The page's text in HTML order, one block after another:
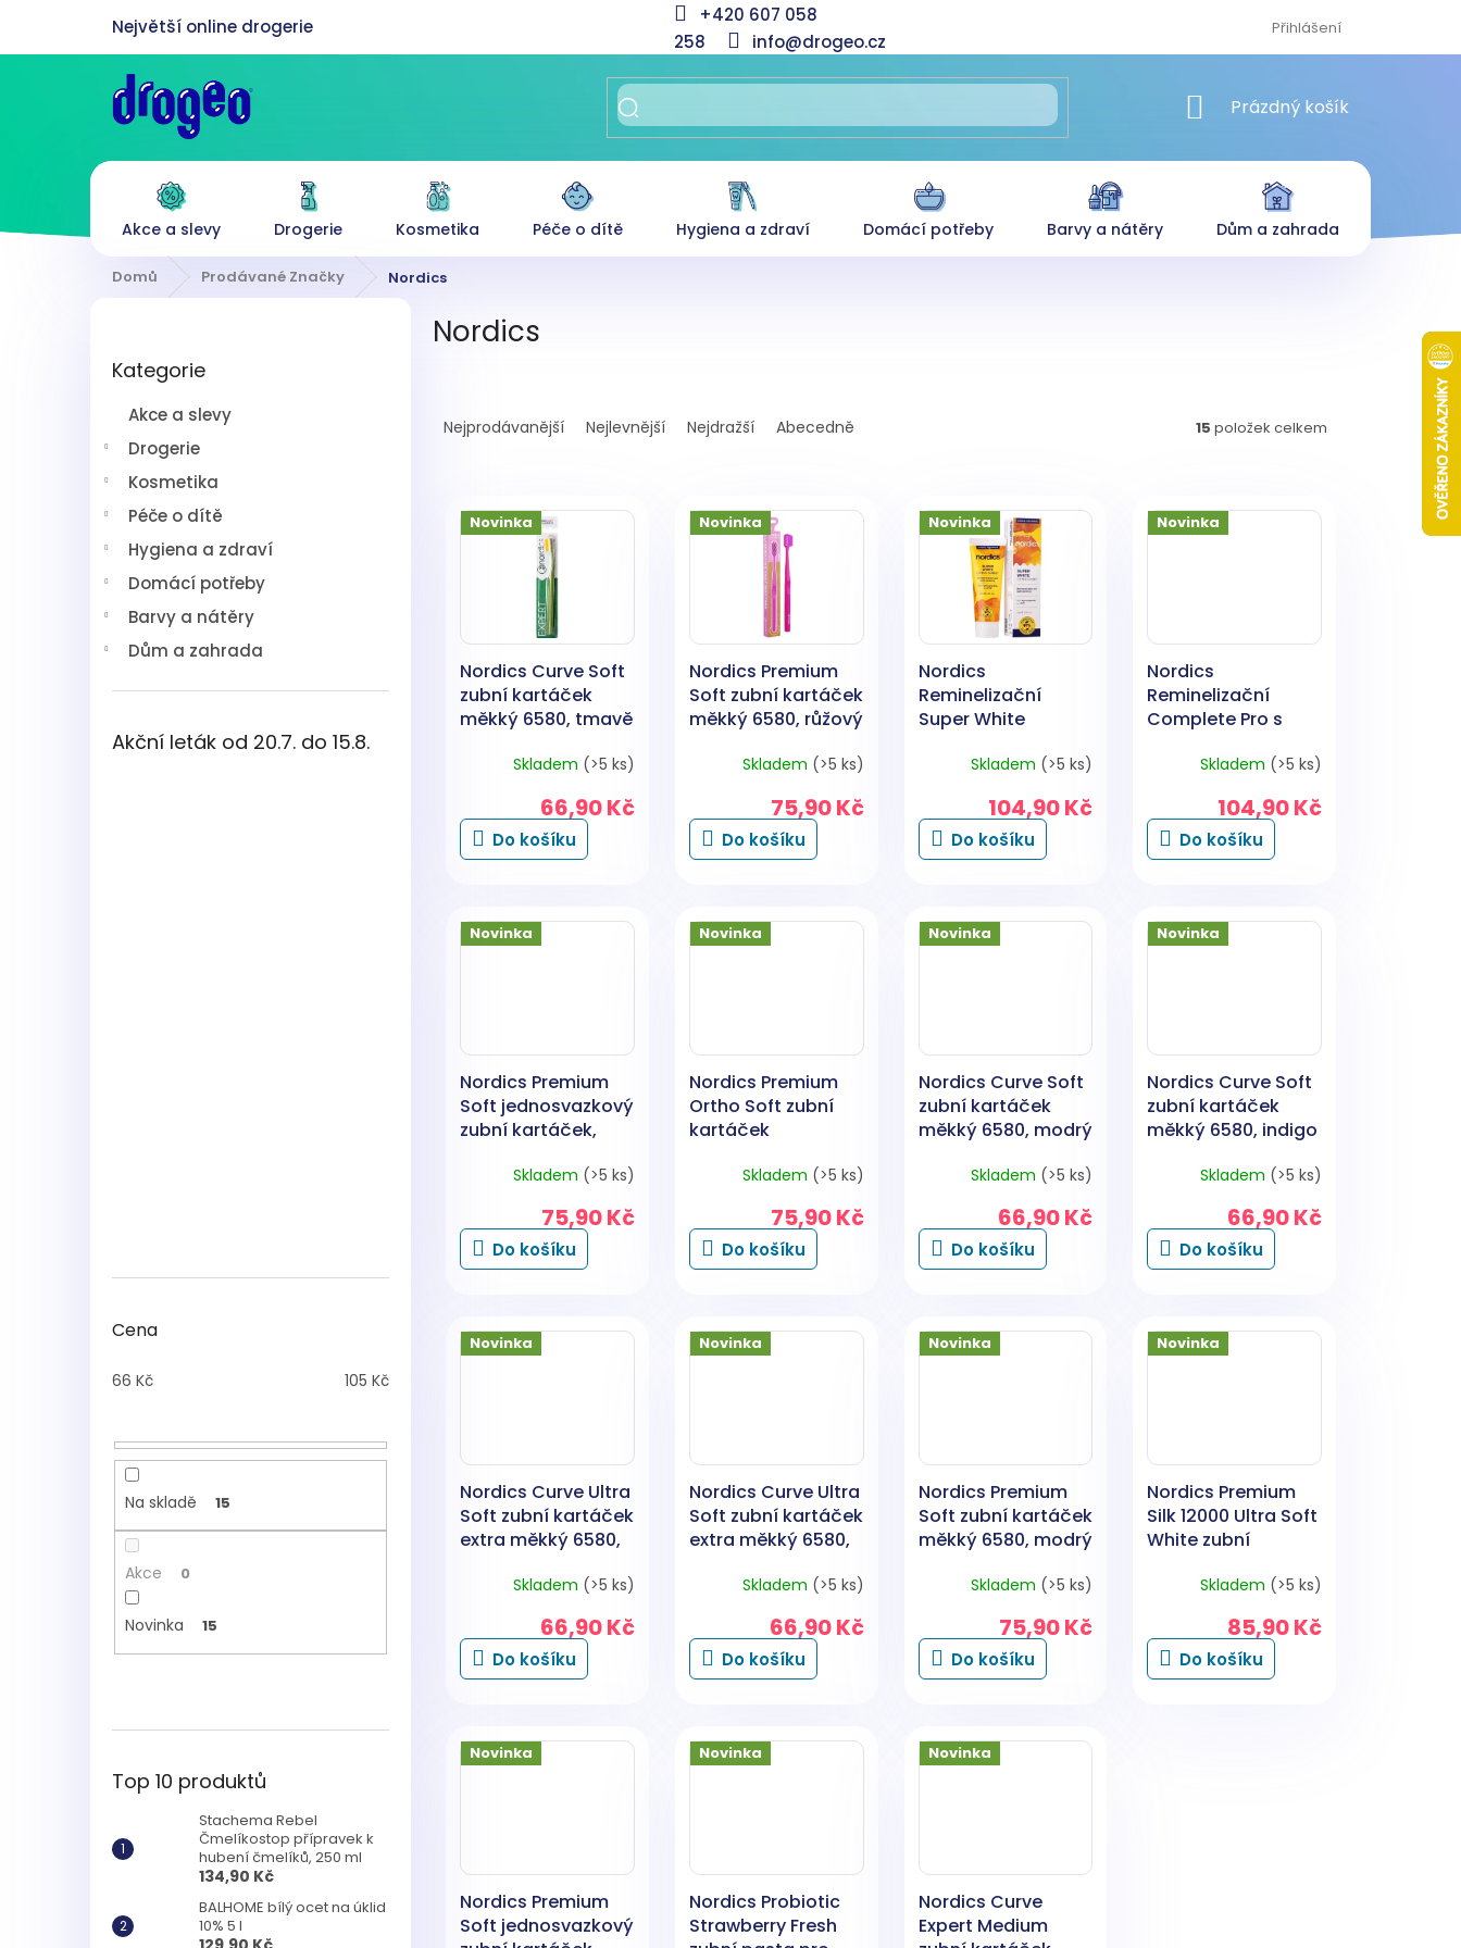
obsah
+420 607 058
258
info@drogeo.cz
Přihlášení
NÁKUPNÍ KOŠÍK
Prázdný košík
Akce a slevy Drogerie Kosmetika Péče o dítě Hygiena a zdraví Domácí potřeby Barvy a nátěry Dům a zahrada
Domů Prodávané Značky Nordics
kategorie
Kategorie
Akce a slevy
Drogerie
Kosmetika
Péče o dítě
Hygiena a zdraví
Domácí potřeby
Barvy a nátěry
Dům a zahrada
Akční leták od 20.7. do 15.8.
Cena
66 Kč 105 Kč
Na skladě 15
Akce 0
Novinka 15
Top 10 produktů
Stachema Rebel
Čmelíkostop přípravek k
hubení čmelíků, 250 ml
134,90 Kč
BALHOME bílý ocet na úklid
10% 5 l
Nordics
aNejprodávanější Nejlevnější Nejdražší Abecedně 15 položek celkem
Novinka
Nordics Curve Soft
zubní kartáček
měkký 6580, tmavě
Skladem (>5 ks)
66,90 Kč
Do košíku
Novinka
Nordics Premium
Soft zubní kartáček
měkký 6580, růžový
Skladem (>5 ks)
75,90 Kč
Do košíku
Novinka
Nordics
Reminelizační
Super White
tekutou sklovinou
Skladem (>5 ks)
104,90 Kč
Do košíku
Novinka
Nordics
Reminelizační
Complete Pro s
bez fluoru 75 ml
Skladem (>5 ks)
104,90 Kč
Do košíku
Novinka
Nordics Premium
Soft jednosvazkový
zubní kartáček,
Skladem (>5 ks)
75,90 Kč
Do košíku
Novinka
Nordics Premium
Ortho Soft zubní
kartáček
měkký 6580,
Skladem (>5 ks)
75,90 Kč
Do košíku
Novinka
Nordics Curve Soft
zubní kartáček
měkký 6580, modrý
Skladem (>5 ks)
66,90 Kč
Do košíku
Novinka
Nordics Curve Soft
zubní kartáček
měkký 6580, indigo
Skladem (>5 ks)
66,90 Kč
Do košíku
Novinka
Nordics Curve Ultra
Soft zubní kartáček
extra měkký 6580,
Skladem (>5 ks)
66,90 Kč
Do košíku
Novinka
Nordics Curve Ultra
Soft zubní kartáček
extra měkký 6580,
Skladem (>5 ks)
66,90 Kč
Do košíku
Novinka
Nordics Premium
Soft zubní kartáček
měkký 6580, modrý
Skladem (>5 ks)
75,90 Kč
Do košíku
Novinka
Nordics Premium
Silk 12000 Ultra Soft
White zubní
Skladem (>5 ks)
85,90 Kč
Do košíku
Novinka
Nordics Premium
Soft jednosvazkový
Novinka
Nordics Probiotic
Strawberry Fresh
Novinka
Nordics Curve
Expert Medium